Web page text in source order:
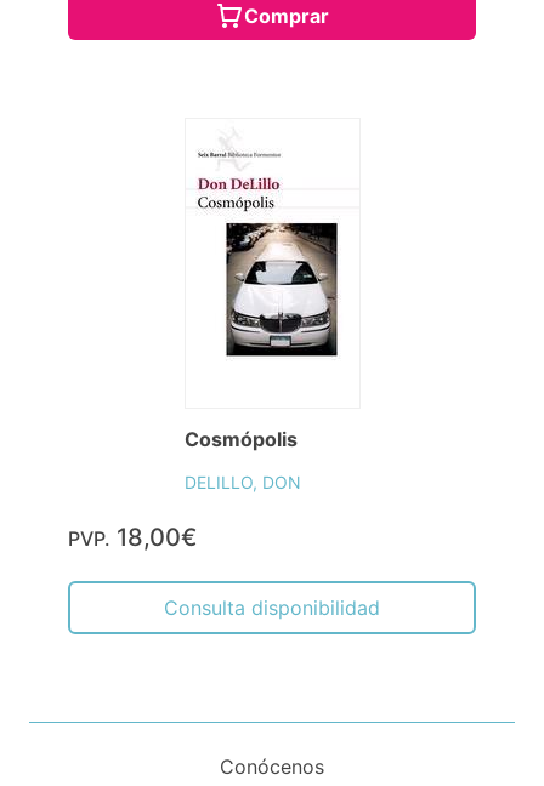
Comprar
Cosmópolis
DELILLO, DON
PVP. 18,00€
Consulta disponibilidad
Conócenos